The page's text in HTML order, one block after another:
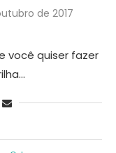
de 2017
você quiser fazer